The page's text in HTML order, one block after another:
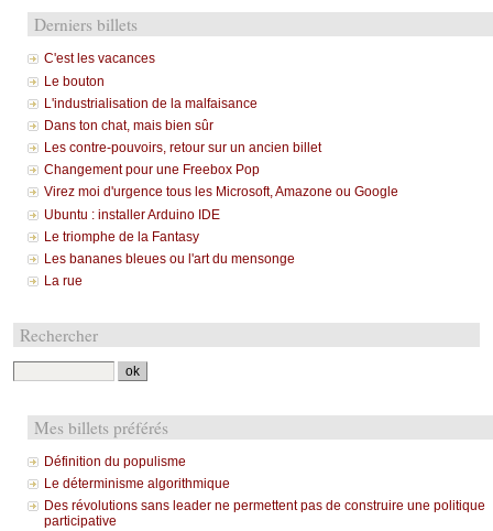
Derniers billets
C'est les vacances
Le bouton
L'industrialisation de la malfaisance
Dans ton chat, mais bien sûr
Les contre-pouvoirs, retour sur un ancien billet
Changement pour une Freebox Pop
Virez moi d'urgence tous les Microsoft, Amazone ou Google
Ubuntu : installer Arduino IDE
Le triomphe de la Fantasy
Les bananes bleues ou l'art du mensonge
La rue
Rechercher
Mes billets préférés
Définition du populisme
Le déterminisme algorithmique
Des révolutions sans leader ne permettent pas de construire une politique
participative